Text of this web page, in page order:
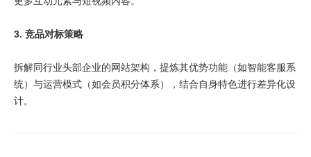
3. 竞品对标策略
拆解同行业头部企业的网站架构，提炼其优势功能（如智能客服系
统）与运营模式（如会员积分体系），结合自身特色进行差异化设
计。